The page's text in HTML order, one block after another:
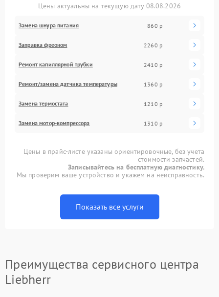
Цены актуальны на текущую дату 08.08.2026
Замена шнура питания 860 р
Заправка фреоном 2260 р
Ремонт капиллярной трубки 2410 р
Ремонт/замена датчика температуры 1360 р
Замена термостата 1210 р
Замена мотор-компрессора 1310 р
Цены в прайс-листе указаны ориентировочные, без учета
стоимости запчастей.
Записывайтесь на бесплатную диагностику.
Мы проверим ваше устройство и укажем на неисправность.
Показать все услуги
Преимущества сервисного центра
Liebherr